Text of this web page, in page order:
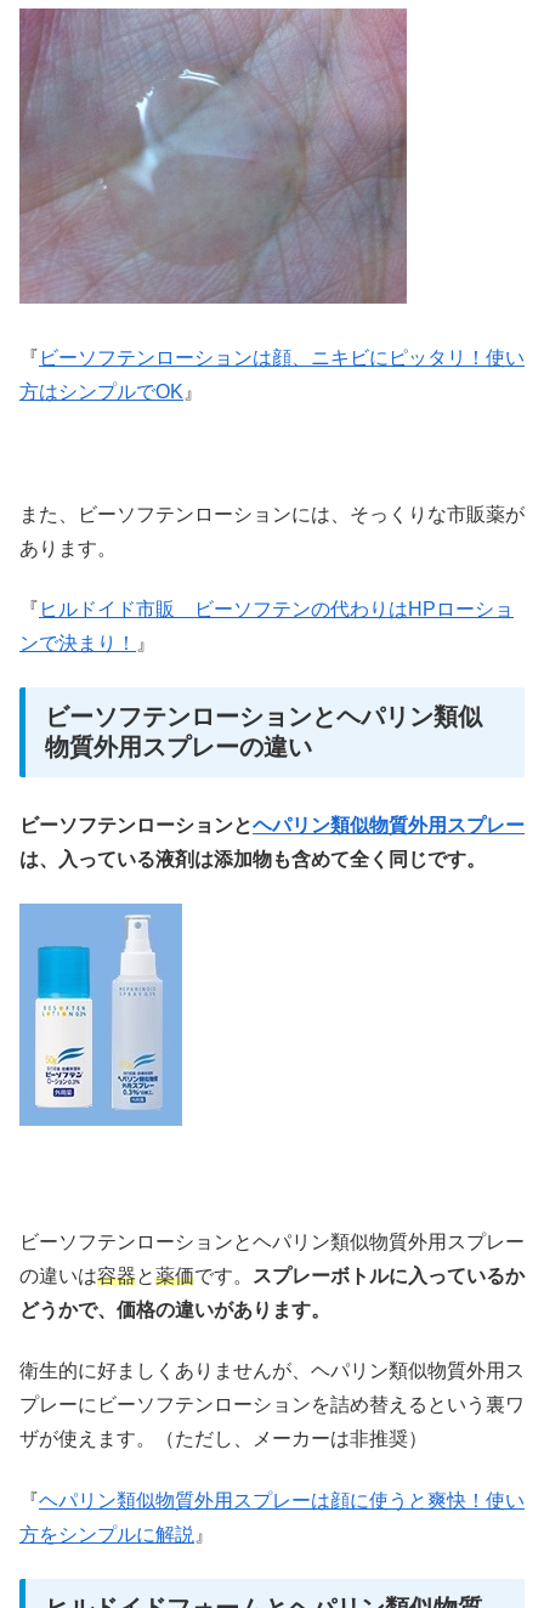
『 ビーソフテンローションは顔、ニキビにピッタリ！使い
方はシンプルでOK 』
また、ビーソフテンローションには、そっくりな市販薬が
あります。
『 ヒルドイド市販 ビーソフテンの代わりはHPローショ
ンで決まり！
』
ビーソフテンローションとヘパリン類似
物質外用スプレーの違い
ビーソフテンローションとヘパリン類似物質外用スプレー
は、入っている液剤は添加物も含めて全く同じです。
ビーソフテンローションとヘパリン類似物質外用スプレー
の違いは容器と薬価です。
スプレーボトルに入っているか
どうかで、価格の違いがあります。
衛生的に好ましくありませんが、ヘパリン類似物質外用ス
プレーにビーソフテンローションを詰め替えるという裏ワ
ザが使えます。（ただし、メーカーは非推奨）
『ヘパリン類似物質外用スプレーは顔に使うと爽快！使い
方をシンプルに解説 』